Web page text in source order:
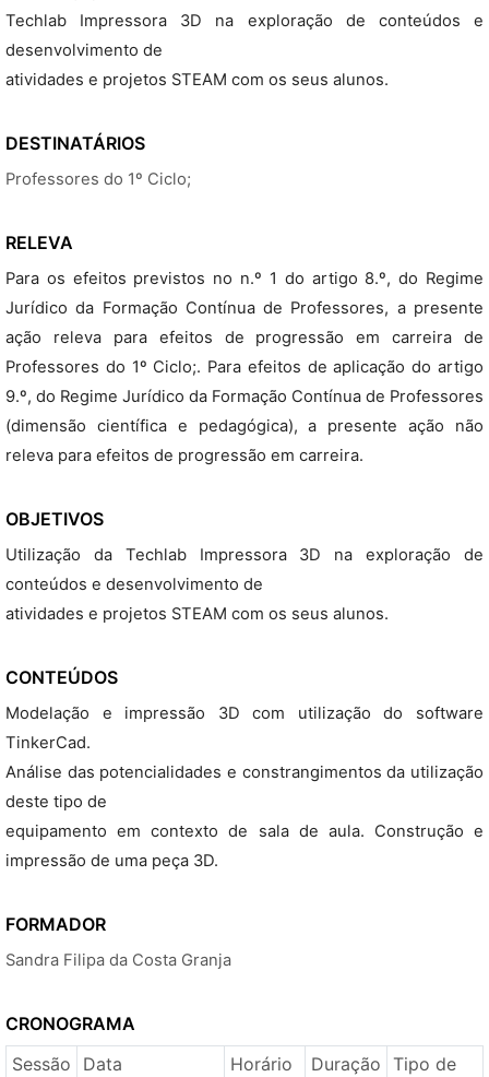
Techlab Impressora 3D na exploração de conteúdos e
desenvolvimento de
atividades e projetos STEAM com os seus alunos.
DESTINATÁRIOS
Professores do 1º Ciclo;
RELEVA
Para os efeitos previstos no n.º 1 do artigo 8.º, do Regime
Jurídico da Formação Contínua de Professores, a presente
ação releva para efeitos de progressão em carreira de
Professores do 1º Ciclo;. Para efeitos de aplicação do artigo
9.º, do Regime Jurídico da Formação Contínua de Professores
(dimensão científica e pedagógica), a presente ação não
releva para efeitos de progressão em carreira.
OBJETIVOS
Utilização da Techlab Impressora 3D na exploração de
conteúdos e desenvolvimento de
atividades e projetos STEAM com os seus alunos.
CONTEÚDOS
Modelação e impressão 3D com utilização do software
TinkerCad.
Análise das potencialidades e constrangimentos da utilização
deste tipo de
equipamento em contexto de sala de aula. Construção e
impressão de uma peça 3D.
FORMADOR
Sandra Filipa da Costa Granja
CRONOGRAMA
Sessão
Data Horário Duração Tipo de